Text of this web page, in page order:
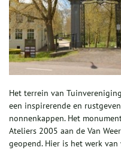
Het terrein van
een inspirerende en
nonnenkappen. Het
Ateliers 2005 aan de Van
geopend. Hier is het werk